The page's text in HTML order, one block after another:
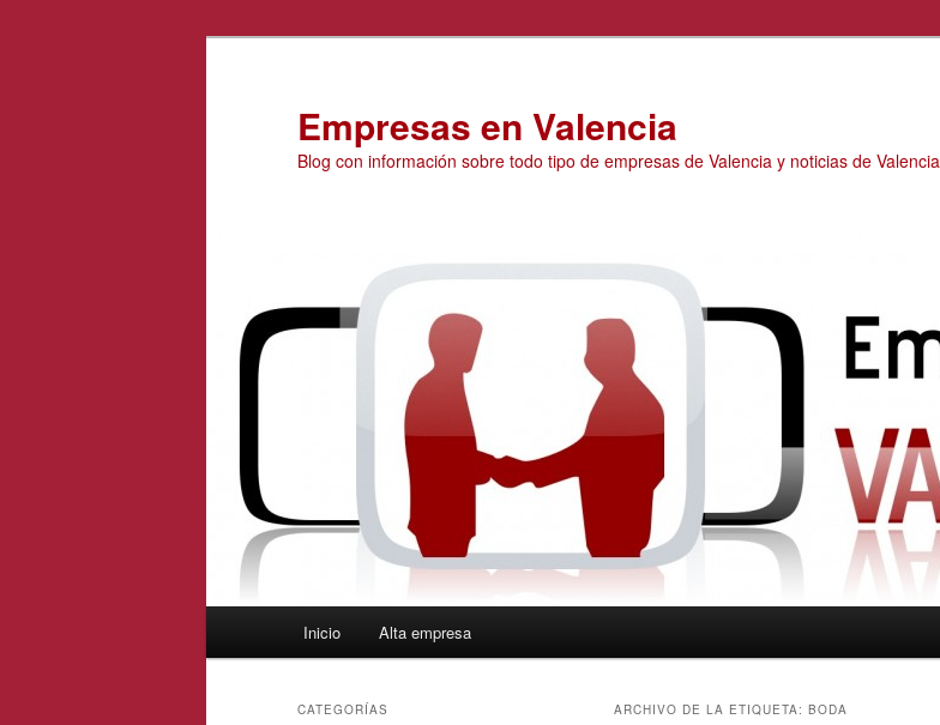
Empresas en Valencia
Blog con información sobre todo tipo de empresas de Valencia y noticias de Valencia
Inicio Alta empresa
ARCHIVO DE LA ETIQUETA: BODA
CATEGORÍAS